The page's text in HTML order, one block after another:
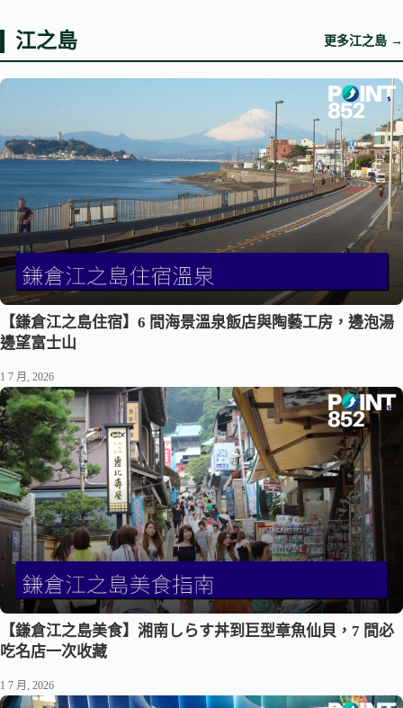
江之島 更多江之島 →
【鎌倉江之島住宿】6 間海景溫泉飯店與陶藝工房，邊泡湯
邊望富士山
1 7 月, 2026
【鎌倉江之島美食】湘南しらす丼到巨型章魚仙貝，7 間必
吃名店一次收藏
1 7 月, 2026